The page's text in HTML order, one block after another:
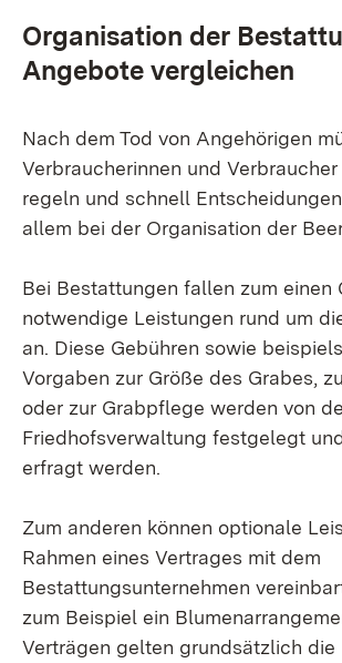
Organisation der
Angebote vergleichen​
Nach dem Tod von Angehörigen
Verbraucherinnen und
regeln und schnell
allem bei der Organisation der
Bei Bestattungen fallen zum einen
notwendige Leistungen rund um
an. Diese Gebühren sowie
Vorgaben zur Größe des Grabes,
oder zur Grabpflege werden von
Friedhofsverwaltung festgelegt
erfragt werden.
Zum anderen können optionale
Rahmen eines Vertrages mit dem
Bestattungsunternehmen
zum Beispiel ein
Verträgen gelten grundsätzlich die